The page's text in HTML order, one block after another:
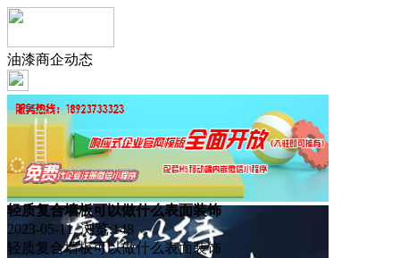
油漆商企动态
轻质复合墙板可以做什么表面装饰
2023-05-11 浏览:148
轻质复合墙板可以做什么表面装饰